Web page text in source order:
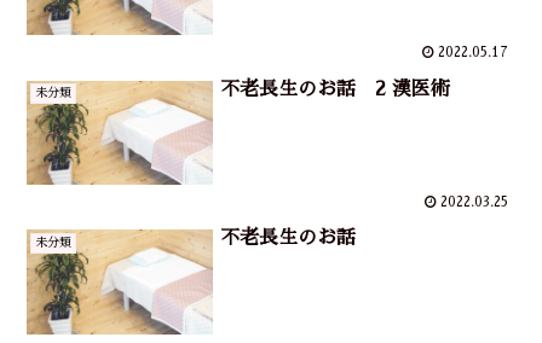
2022.05.17
未分類 不老長生のお話 2 漢医術
2022.03.25
未分類 不老長生のお話